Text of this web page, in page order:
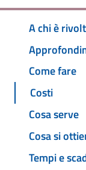
A chi è
Come fare
Costi
Cosa serve
Cosa si
Tempi e